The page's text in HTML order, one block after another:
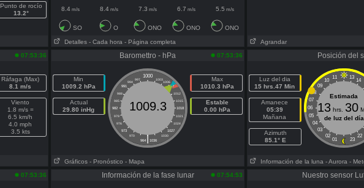
Punto de rocío
13.2°
8.4 m/s 8.4m/s 7.3 m/s 6.7 m/s 5.5 m/s
SO O ONO ONO ONO
Detalles - Cada hora - Página completa Agrandar
07:53:36
Ráfaga (Max)
8.1 m/s
Viento
1.8 m/s =
6.5 km/h
4.0 mph
3.5 kts
Baromettro - hPa 07:53:36
Min
1009.2 hPa
Actual
29.80 inHg
1000
997 1003
994
1006
991
1009
988
1012
985
1015
982
1018
979
1021
976
1024
973
1027
970
1030
|
964 1036
1009.3
Max
1010.3 hPa
Estable
0.00 hPa
Gráficos - Pronóstico - Mapa
Posición del
Luz del dia
15 hrs.47 Min
Amanece
05:39
Mañana
Azimuth
85.1° E
11 13
10
14
09
08
07
06
05
04
03
02
22
01 23
Estimada
13 hrs. 30
de luz del día
Información de la luna - Aurora -
07:53:36 Información de la fase lunar 07:54:53 Nuestro sensor